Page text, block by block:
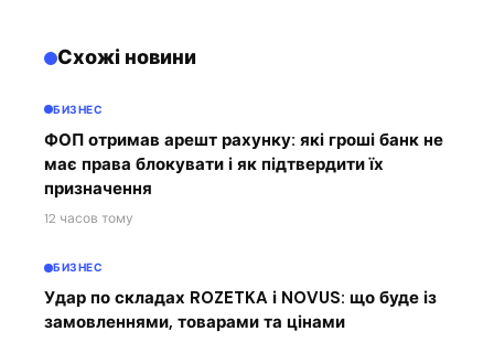
Схожі новини
БИЗНЕС
ФОП отримав арешт рахунку: які гроші банк не
має права блокувати і як підтвердити їх
призначення
12 часов тому
БИЗНЕС
Удар по складах ROZETKA і NOVUS: що буде із
замовленнями, товарами та цінами